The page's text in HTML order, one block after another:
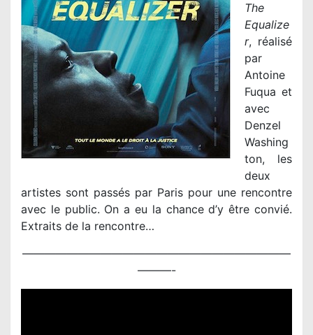
The
Equalize
r, réalisé
par
Antoine
Fuqua et
avec
Denzel
Washing
ton, les
deux
artistes sont passés par Paris pour une rencontre
avec le public. On a eu la chance d’y être convié.
Extraits de la rencontre…
————————————————————————
———-